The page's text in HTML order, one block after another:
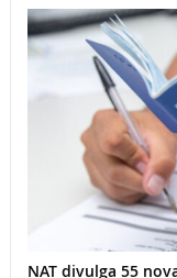
NAT divulga 55